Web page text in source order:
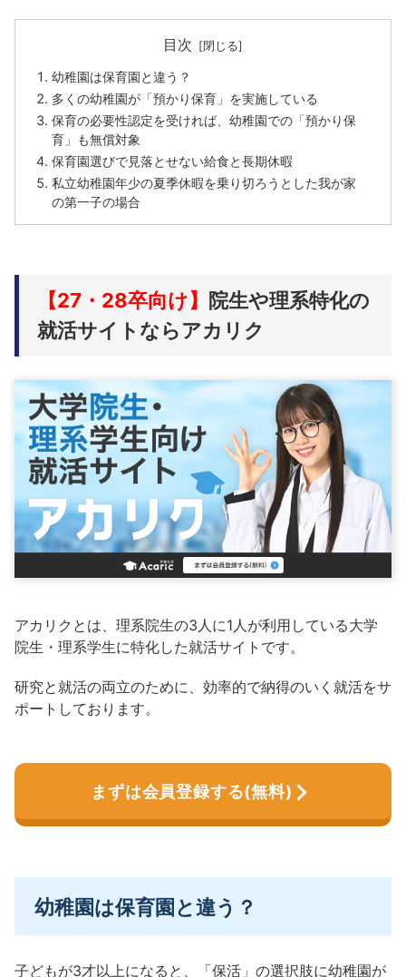
目次
幼稚園は保育園と違う？
多くの幼稚園が「預かり保育」を実施している
保育の必要性認定を受ければ、幼稚園での「預かり保
育」も無償対象
保育園選びで見落とせない給食と長期休暇
私立幼稚園年少の夏季休暇を乗り切ろうとした我が家
の第一子の場合
【27・28卒向け】
院生や理系特化の
就活サイトならアカリク
アカリクとは、理系院生の3人に1人が利用している大学
院生・理系学生に特化した就活サイトです。
研究と就活の両立のために、効率的で納得のいく就活をサ
ポートしております。
まずは会員登録する(無料)
幼稚園は保育園と違う？
子どもが3才以上になると、「保活」の選択肢に幼稚園が